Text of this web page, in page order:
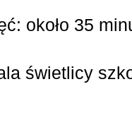
około 35
świetlicy